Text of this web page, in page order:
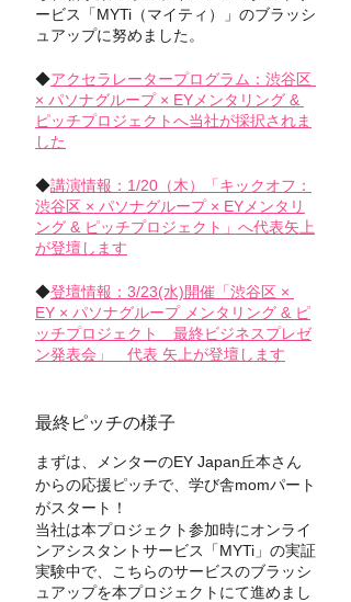
ービス「MYTi（マイティ）」のブラッシ
ュアップに努めました。
◆アクセラレータープログラム：渋谷区
× パソナグループ × EYメンタリング &
ピッチプロジェクトへ当社が採択されま
した
◆講演情報：1/20（木）「キックオフ：
渋谷区 × パソナグループ × EYメンタリ
ング & ピッチプロジェクト」へ代表矢上
が登壇します
◆登壇情報：3/23(水)開催「渋谷区 ×
EY × パソナグループ メンタリング & ピ
ッチプロジェクト　最終ビジネスプレゼ
ン発表会」　代表 矢上が登壇します
最終ピッチの様子
まずは、メンターのEY Japan丘本さん
からの応援ピッチで、学び舎momパート
がスタート！
当社は本プロジェクト参加時にオンライ
ンアシスタントサービス「MYTi」の実証
実験中で、こちらのサービスのブラッシ
ュアップを本プロジェクトにて進めまし